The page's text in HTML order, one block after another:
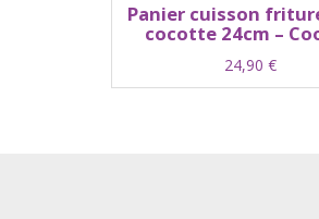
Panier cuisson
cocotte 24cm –
24,90 €